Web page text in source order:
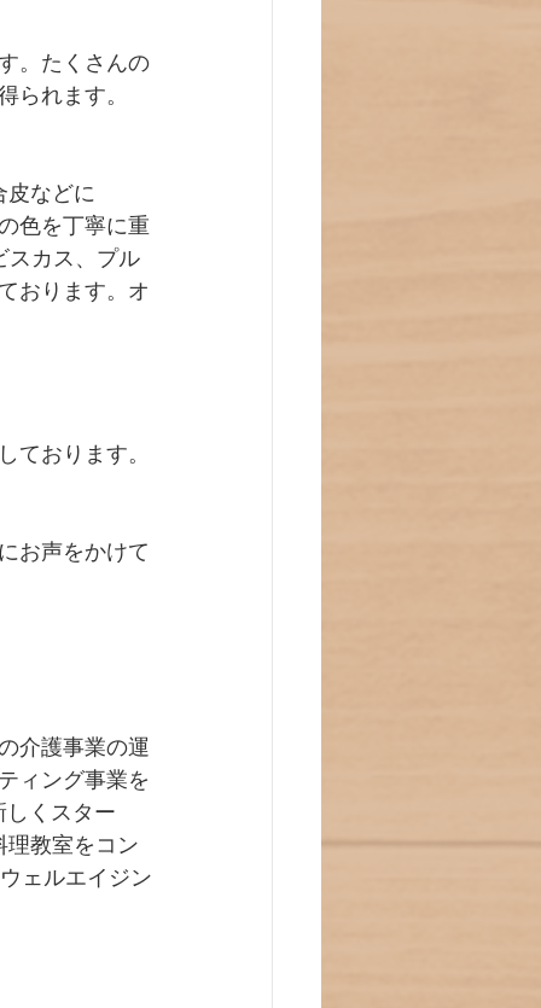
。たくさんの
られます。
皮などに
色を丁寧に重
スカス、プル
おります。オ
ております。
お声をかけて
介護事業の運
ィング事業を
くスター
理教室をコン
ェルエイジン